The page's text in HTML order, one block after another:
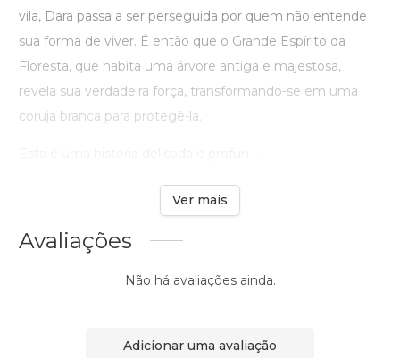
vila, Dara passa a ser perseguida por quem não entende
sua forma de viver. É então que o Grande Espírito da
Floresta, que habita uma árvore antiga e majestosa,
revela sua verdadeira força, transformando-se em uma
coruja branca para protegê-la.
Ver mais
Avaliações
Não há avaliações ainda.
Adicionar uma avaliação